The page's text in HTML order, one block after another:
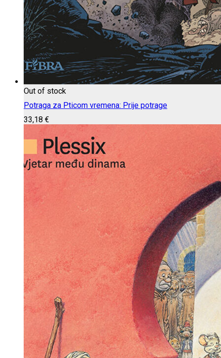
Out of stock
Potraga za Pticom vremena: Prije potrage
33,18 €